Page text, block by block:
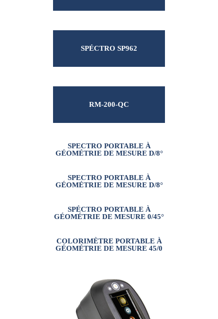
SPÉCTRO SP962
RM-200-QC
SPECTRO PORTABLE À
GÉOMÉTRIE DE MESURE D/8°
SPECTRO PORTABLE À
GÉOMÉTRIE DE MESURE D/8°
SPÉCTRO PORTABLE À
GÉOMÉTRIE DE MESURE 0/45°
COLORIMÈTRE PORTABLE À
GÉOMÉTRIE DE MESURE 45/0